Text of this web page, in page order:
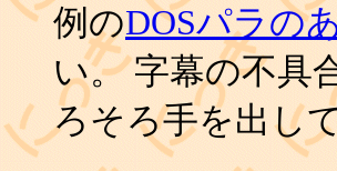
例のDOSパラの
い。 字幕の不具
ろそろ手を出し